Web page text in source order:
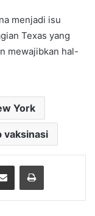
menjadi isu
Texas yang
mewajibkan hal-
York
vaksinasi
Share via Email Print